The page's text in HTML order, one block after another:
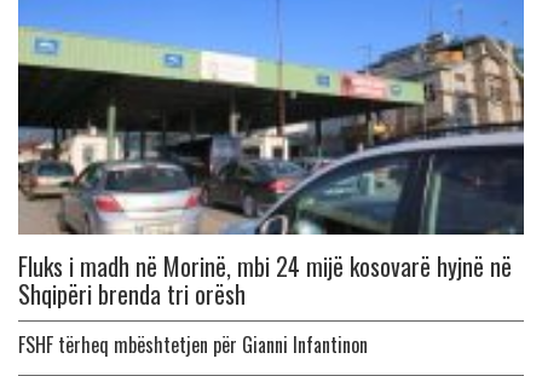
Fluks i madh në Morinë, mbi 24 mijë kosovarë hyjnë në
Shqipëri brenda tri orësh
FSHF tërheq mbështetjen për Gianni Infantinon